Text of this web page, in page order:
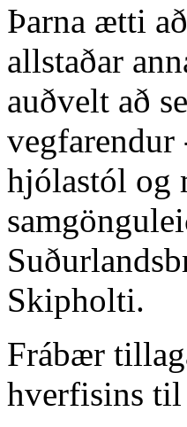
Þarna ætti
allstaðar
auðvelt að
hjólastól og
Skipholti.
Frábær
hverfisins til